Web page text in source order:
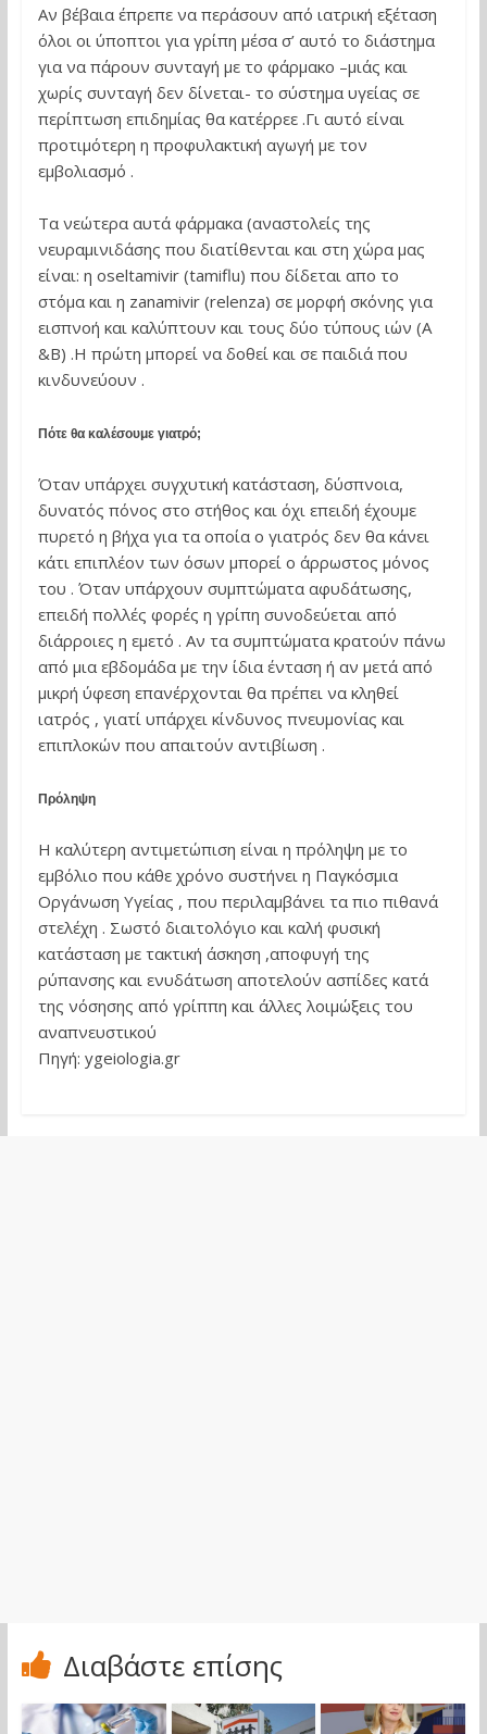
Αν βέβαια έπρεπε να περάσουν από ιατρική εξέταση
όλοι οι ύποπτοι για γρίπη μέσα σ’ αυτό το διάστημα
για να πάρουν συνταγή με το φάρμακο –μιάς και
χωρίς συνταγή δεν δίνεται- το σύστημα υγείας σε
περίπτωση επιδημίας θα κατέρρεε .Γι αυτό είναι
προτιμότερη η προφυλακτική αγωγή με τον
εμβολιασμό .
Τα νεώτερα αυτά φάρμακα (αναστολείς της
νευραμινιδάσης που διατίθενται και στη χώρα μας
είναι: η oseltamivir (tamiflu) που δίδεται απο το
στόμα και η zanamivir (relenza) σε μορφή σκόνης για
εισπνοή και καλύπτουν και τους δύο τύπους ιών (Α
&Β) .Η πρώτη μπορεί να δοθεί και σε παιδιά που
κινδυνεύουν .
Πότε θα καλέσουμε γιατρό;
Όταν υπάρχει συγχυτική κατάσταση, δύσπνοια,
δυνατός πόνος στο στήθος και όχι επειδή έχουμε
πυρετό η βήχα για τα οποία ο γιατρός δεν θα κάνει
κάτι επιπλέον των όσων μπορεί ο άρρωστος μόνος
του . Όταν υπάρχουν συμπτώματα αφυδάτωσης,
επειδή πολλές φορές η γρίπη συνοδεύεται από
διάρροιες η εμετό . Αν τα συμπτώματα κρατούν πάνω
από μια εβδομάδα με την ίδια ένταση ή αν μετά από
μικρή ύφεση επανέρχονται θα πρέπει να κληθεί
ιατρός , γιατί υπάρχει κίνδυνος πνευμονίας και
επιπλοκών που απαιτούν αντιβίωση .
Πρόληψη
Η καλύτερη αντιμετώπιση είναι η πρόληψη με το
εμβόλιο που κάθε χρόνο συστήνει η Παγκόσμια
Οργάνωση Υγείας , που περιλαμβάνει τα πιο πιθανά
στελέχη . Σωστό διαιτολόγιο και καλή φυσική
κατάσταση με τακτική άσκηση ,αποφυγή της
ρύπανσης και ενυδάτωση αποτελούν ασπίδες κατά
της νόσησης από γρίππη και άλλες λοιμώξεις του
αναπνευστικού
Πηγή: ygeiologia.gr
Διαβάστε επίσης